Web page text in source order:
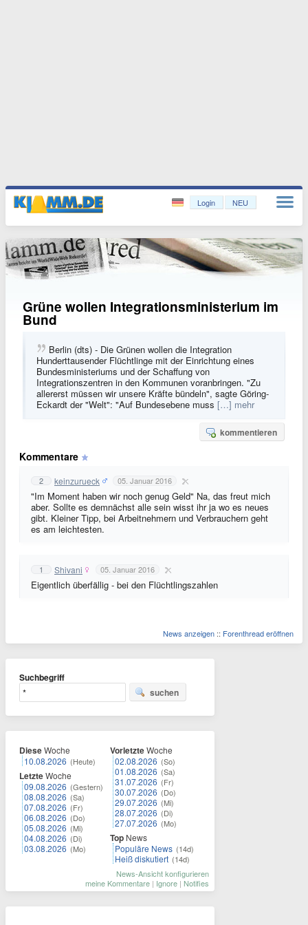
Login NEU
Grüne wollen Integrationsministerium im
Bund
Berlin (dts) - Die Grünen wollen die Integration
Hunderttausender Flüchtlinge mit der Einrichtung eines
Bundesministeriums und der Schaffung von
Integrationszentren in den Kommunen voranbringen. "Zu
allererst müssen wir unsere Kräfte bündeln", sagte Göring-
Eckardt der "Welt": "Auf Bundesebene muss […] mehr
kommentieren
Kommentare
2 keinzurueck 05. Januar 2016
"Im Moment haben wir noch genug Geld" Na, das freut mich
aber. Sollte es demnächst alle sein wisst ihr ja wo es neues
gibt. Kleiner Tipp, bei Arbeitnehmern und Verbrauchern geht
es am leichtesten.
1 Shivani 05. Januar 2016
Eigentlich überfällig - bei den Flüchtlingszahlen
News anzeigen :: Forenthread eröffnen
Suchbegriff
suchen
DieseWoche
10.08.2026 (Heute)
LetzteWoche
09.08.2026 (Gestern)
08.08.2026 (Sa)
07.08.2026 (Fr)
06.08.2026 (Do)
05.08.2026 (Mi)
04.08.2026 (Di)
03.08.2026 (Mo)
VorletzteWoche
02.08.2026 (So)
01.08.2026 (Sa)
31.07.2026 (Fr)
30.07.2026 (Do)
29.07.2026 (Mi)
28.07.2026 (Di)
27.07.2026 (Mo)
Top News
Populäre News (14d)
Heiß diskutiert (14d)
News-Ansicht konfigurieren
meine Kommentare | Ignore | Notifies